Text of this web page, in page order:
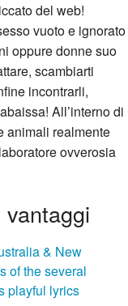
del web!
vuoto e ignorato
oppure donne suo
scambiarti
incontrarli,
All’interno di
animali realmente
ovverosia
e insecable
di punta sulla
& New
of the several
playful lyrics